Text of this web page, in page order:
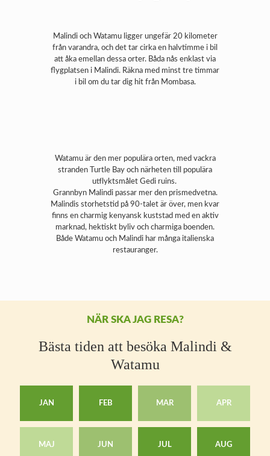
Malindi och Watamu ligger ungefär 20 kilometer
från varandra, och det tar cirka en halvtimme i bil
att åka emellan dessa orter. Båda nås enklast via
flygplatsen i Malindi. Räkna med minst tre timmar
i bil om du tar dig hit från Mombasa.
Watamu är den mer populära orten, med vackra
stranden Turtle Bay och närheten till populära
utflyktsmålet Gedi ruins.
Grannbyn Malindi passar mer den prismedvetna.
Malindis storhetstid på 90-talet är över, men kvar
finns en charmig kenyansk kuststad med en aktiv
marknad, hektiskt byliv och charmiga boenden.
Både Watamu och Malindi har många italienska
restauranger.
NÄR SKA JAG RESA?
Bästa tiden att besöka Malindi &
Watamu
JAN FEB MAR APR
MAJ JUN JUL AUG